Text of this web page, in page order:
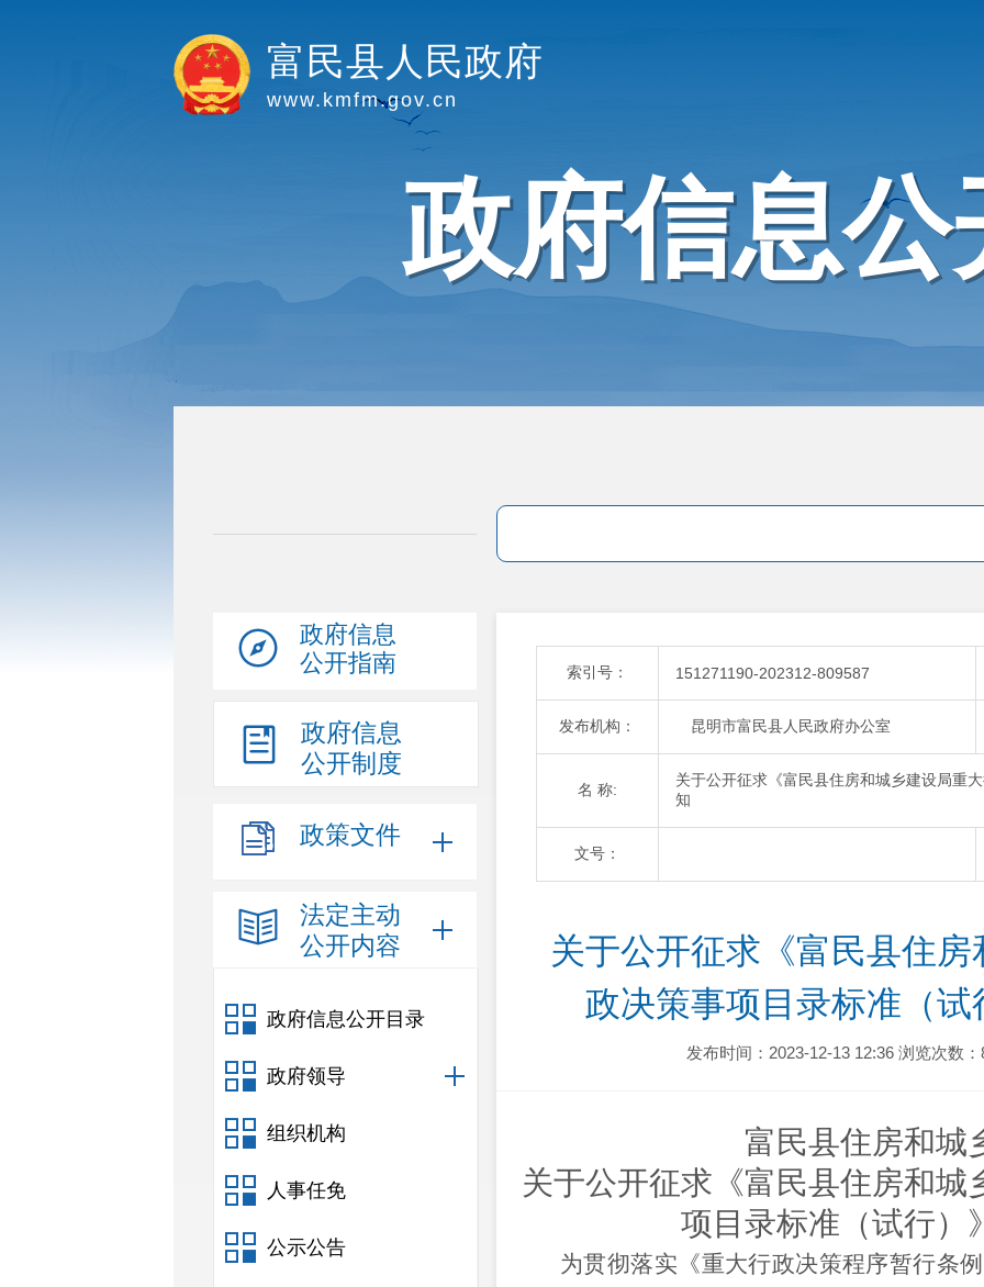
富民县人民政府
www.kmfm.gov.cn
政府信息公
政府信息
公开指南
政府信息
公开制度
政策文件
法定主动
公开内容
政府信息公开目录
政府领导
组织机构
人事任免
公示公告
索引号： 151271190-202312-809587
发布机构： 昆明市富民县人民政府办公室
名 称:
关于公开征求《富民县住房和城乡建设局重
知
文号：
关于公开征求《富民县住
政决策事项目录标准（试
发布时间：2023-12-13 12:36 浏览次数：
富民县住房和城
关于公开征求 《富民县住房和城
项目录标准（试行） 》
为贯彻落实《重大行政决策程序暂行条例